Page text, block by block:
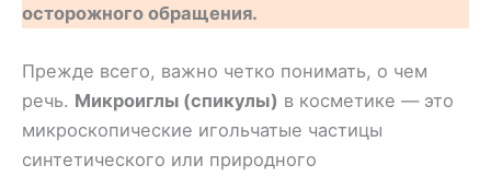
осторожного обращения.
Прежде всего, важно четко понимать, о чем
речь. Микроиглы (спикулы) в косметике — это
микроскопические игольчатые частицы
синтетического или природного